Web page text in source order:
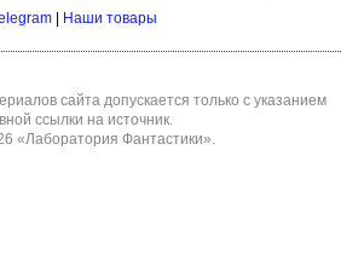
| Наши товары
сайта допускается только с указанием
ссылки на источник.
«Лаборатория Фантастики»